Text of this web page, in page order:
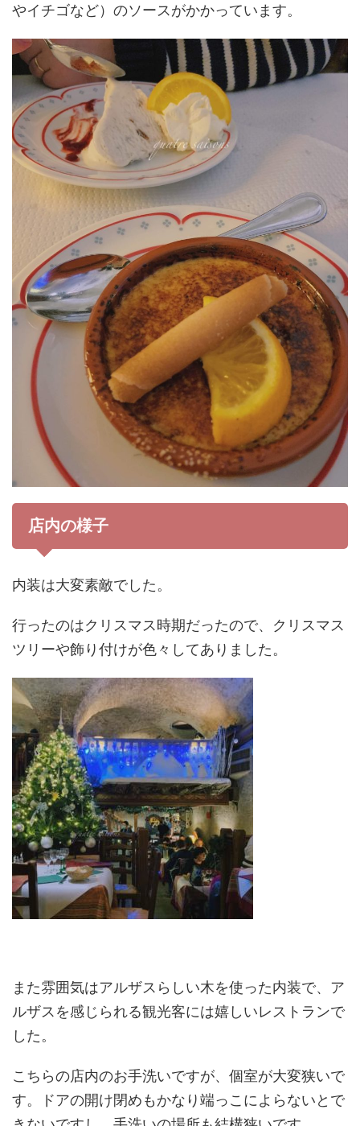
やイチゴなど）のソースがかかっています。
店内の様子
内装は大変素敵でした。
行ったのはクリスマス時期だったので、クリスマス
ツリーや飾り付けが色々してありました。
また雰囲気はアルザスらしい木を使った内装で、ア
ルザスを感じられる観光客には嬉しいレストランで
した。
こちらの店内のお手洗いですが、個室が大変狭いで
す。ドアの開け閉めもかなり端っこによらないとで